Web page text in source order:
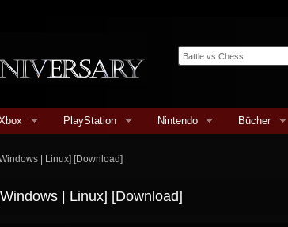
PlayStation Nintendo Bücher
| Linux] [Download]
| Linux] [Download]